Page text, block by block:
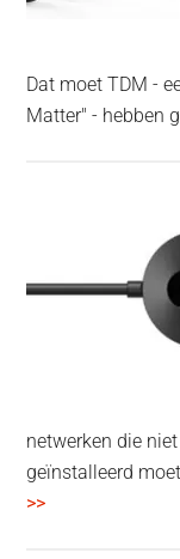
Dat moet TDM -
Matter" - hebben
netwerken die
geïnstalleerd
>>overBelkin